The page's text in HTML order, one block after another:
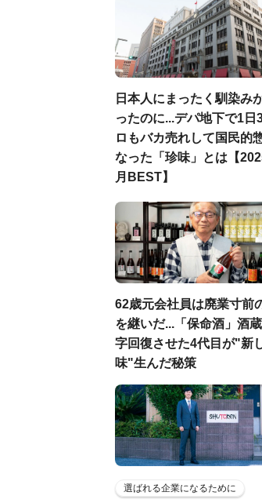
日本人にまったく馴染み
ったのに...デパ地下で1日
ロもバカ売れして国民的
なった「珍味」とは【
月BEST】
62歳元会社員は廃業寸前
を継いだ...「保命酒」酒
字回復させた4代目が"新
味"生んだ秘策
選ばれる企業になるために